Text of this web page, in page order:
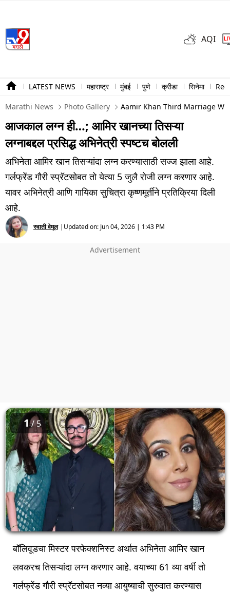
AQI
LATEST NEWS महाराष्ट्र मुंबई पुणे क्रीडा सिनेमा
Marathi News Photo Gallery Aamir Khan Third Marriage
आजकाल लग्न ही…; आमिर खानच्या तिसऱ्या
लग्नाबद्दल प्रसिद्ध अभिनेत्री स्पष्टच बोलली
अभिनेता आमिर खान तिसऱ्यांदा लग्न करण्यासाठी सज्ज झाला आहे.
गर्लफ्रेंड गौरी स्प्रॅटसोबत तो येत्या 5 जुलै रोजी लग्न करणार आहे.
यावर अभिनेत्री आणि गायिका सुचित्रा कृष्णमूर्तीने प्रतिक्रिया दिली
आहे.
स्वाती वेमूल | Updated on: Jun 04, 2026 | 1:43 PM
1/ 5
बॉलिवूडचा मिस्टर परफेक्शनिस्ट अर्थात अभिनेता आमिर खान
लवकरच तिसऱ्यांदा लग्न करणार आहे. वयाच्या 61 व्या वर्षी तो
गर्लफ्रेंड गौरी स्प्रॅटसोबत नव्या आयुष्याची सुरुवात करण्यास